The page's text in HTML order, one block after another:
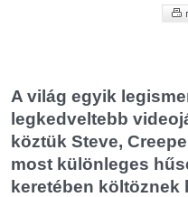
A világ egyik
legkedveltebb
köztük Steve,
most különleges
keretében költöznek